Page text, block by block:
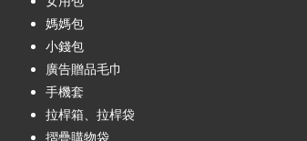
媽媽包
小錢包
廣告贈品毛巾
手機套
拉桿箱、拉桿袋
摺疊購物袋